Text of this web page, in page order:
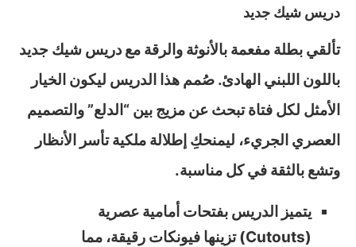
دريس شيك جديد
تألقي بطلة مفعمة بالأنوثة والرقة مع دريس شيك جديد
باللون اللبني الهادئ. صُمم هذا الدريس ليكون الخيار
الأمثل لكل فتاة تبحث عن مزيج بين “الدلع” والتصميم
العصري الجريء، ليمنحكِ إطلالة ملكية تأسر الأنظار
وتشع بالثقة في كل مناسبة.
يتميز الدريس بفتحات أمامية عصرية
(Cutouts) تزينها فيونكات رقيقة، مما